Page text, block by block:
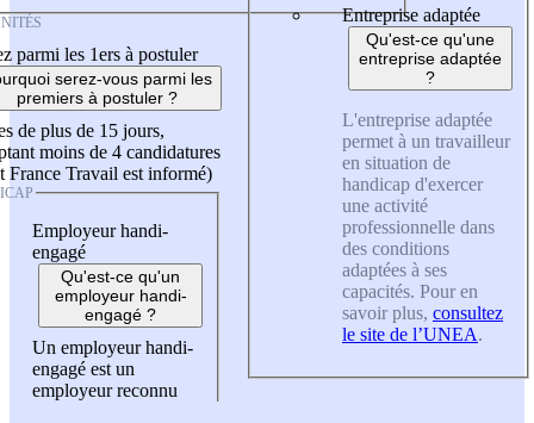
parmi les 1ers à postuler
serez-vous parmi les
premiers à postuler ?
de plus de 15 jours,
moins de 4 candidatures
France Travail est informé)
Employeur handi-
engagé
Qu'est-ce qu'un
employeur handi-
engagé ?
Un employeur handi-
engagé est un
employeur reconnu
Entreprise adaptée
Qu'est-ce qu'une
entreprise adaptée
?
L'entreprise adaptée
permet à un travailleur
en situation de
handicap d'exercer
une activité
professionnelle dans
des conditions
adaptées à ses
capacités. Pour en
savoir plus, consultez
le site de l’UNEA.